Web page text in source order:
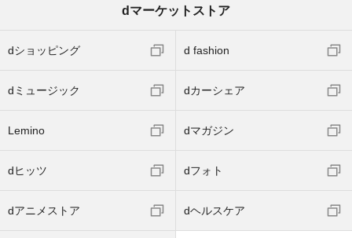
dマーケットストア
dショッピング d fashion
dミュージック dカーシェア
Lemino dマガジン
dヒッツ dフォト
dアニメストア dヘルスケア